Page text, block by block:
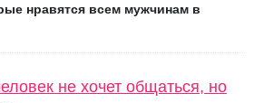
нравятся всем мужчинам в